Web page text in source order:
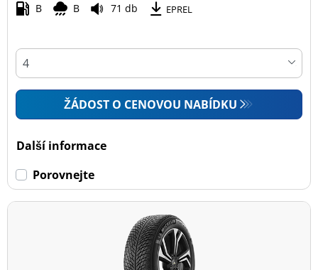
B B 71 db EPREL
ŽÁDOST O CENOVOU NABÍDKU
Další informace
Porovnejte